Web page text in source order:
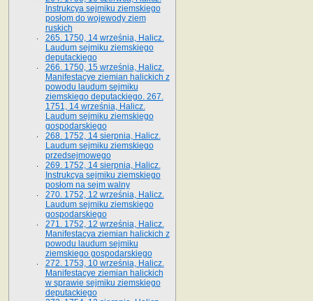
Instrukcya sejmiku ziemskiego
posłom do wojewody ziem
ruskich
265. 1750, 14 września, Halicz.
Laudum sejmiku ziemskiego
deputackiego
266. 1750, 15 września, Halicz.
Manifestacye ziemian halickich z
powodu laudum sejmiku
ziemskiego deputackiego. 267.
1751, 14 września, Halicz.
Laudum sejmiku ziemskiego
gospodarskiego
268. 1752, 14 sierpnia, Halicz.
Laudum sejmiku ziemskiego
przedsejmowego
269. 1752, 14 sierpnia, Halicz.
Instrukcya sejmiku ziemskiego
posłom na sejm walny
270. 1752, 12 września, Halicz.
Laudum sejmiku ziemskiego
gospodarskiego
271. 1752, 12 września, Halicz.
Manifestacya ziemian halickich z
powodu laudum sejmiku
ziemskiego gospodarskiego
272. 1753, 10 września, Halicz.
Manifestacye ziemian halickich
w sprawie sejmiku ziemskiego
deputackiego